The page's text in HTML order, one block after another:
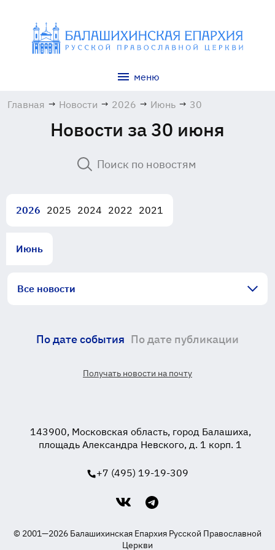
меню
Главная → Новости → 2026 → Июнь → 30
Новости за 30 июня
2026 2025 2024 2022 2021
Июнь
Все новости
По дате события По дате публикации
Получать новости на почту
143900, Московская область, город Балашиха,
площадь Александра Невского, д. 1 корп. 1
+7 (495) 19-19-309
© 2001—2026 Балашихинская Епархия Русской Православной
Церкви